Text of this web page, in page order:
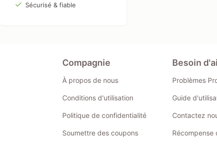
Sécurisé & fiable
Compagnie
À propos de nous
Conditions d'utilisation
Politique de confidentialité
Soumettre des coupons
Besoin
Problèmes
Guide
Contactez